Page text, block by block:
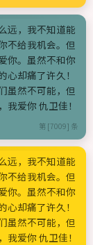
远，我不知道能
不给我机会。但
你。虽然不和你
心却痛了许久！
虽然不可能，但
我爱你 仇卫佳！
第 [7009] 条
远，我不知道能
不给我机会。但
你。虽然不和你
心却痛了许久！
虽然不可能，但
我爱你 仇卫佳！